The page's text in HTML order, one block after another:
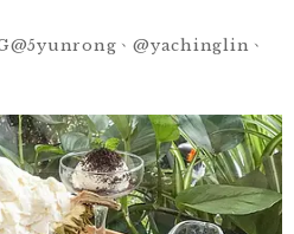
、@yachinglin、